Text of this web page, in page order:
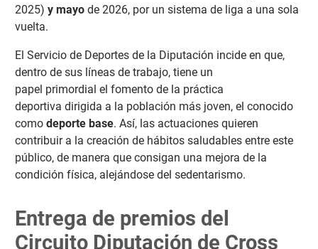
2025) y mayode 2026, por un sistema de liga a una sola
vuelta.
El Servicio de Deportes de la Diputación incide en que,
dentro de sus líneas de trabajo, tiene un
papel primordial el fomento de la práctica
deportiva dirigida a la población más joven, el conocido
como deporte base. Así, las actuaciones quieren
contribuir a la creación de hábitos saludables entre este
público, de manera que consigan una mejora de la
condición física, alejándose del sedentarismo.
Entrega de premios del
Circuito Diputación de Cross